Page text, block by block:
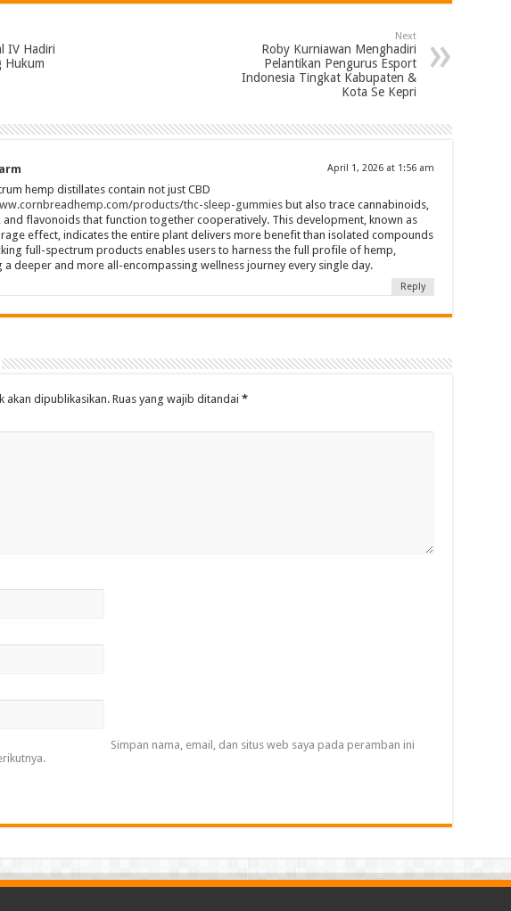
IV Hadiri
Hukum
Next
Roby Kurniawan Menghadiri
Pelantikan Pengurus Esport
Indonesia Tingkat Kabupaten &
Kota Se Kepri
April 1, 2026 at 1:56 am
hemp distillates contain not just CBD
products/thc-sleep-gummiesbut also trace cannabinoids,
and flavonoids that function together cooperatively. This development, known as
effect, indicates the entire plant delivers more benefit than isolated compounds
full-spectrum products enables users to harness the full profile of hemp,
a deeper and more all-encompassing wellness journey every single day.
Reply
akan dipublikasikan. Ruas yang wajib ditandai *
Simpan nama, email, dan situs web saya pada peramban ini